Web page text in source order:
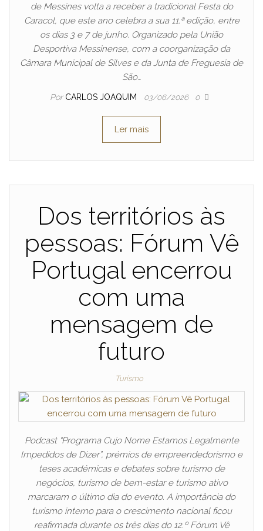
de Messines volta a receber a tradicional Festa do
Caracol, que este ano celebra a sua 11.ª edição, entre
os dias 3 e 7 de junho. Organizado pela União
Desportiva Messinense, com a coorganização da
Câmara Municipal de Silves e da Junta de Freguesia de
São…
Por CARLOS JOAQUIM 03/06/2026 0
Ler mais
Dos territórios às
pessoas: Fórum Vê
Portugal encerrou
com uma
mensagem de
futuro
Turismo
Podcast “Programa Cujo Nome Estamos Legalmente
Impedidos de Dizer”, prémios de empreendedorismo e
teses académicas e debates sobre turismo de
negócios, turismo de bem-estar e turismo ativo
marcaram o último dia do evento. A importância do
turismo interno para o crescimento nacional ficou
reafirmada durante os três dias do 12.º Fórum Vê